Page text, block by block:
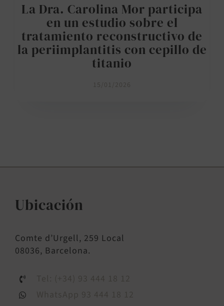
La Dra. Carolina Mor participa
en un estudio sobre el
tratamiento reconstructivo de
la periimplantitis con cepillo de
titanio
15/01/2026
Ubicación
Comte d’Urgell, 259 Local
08036, Barcelona.